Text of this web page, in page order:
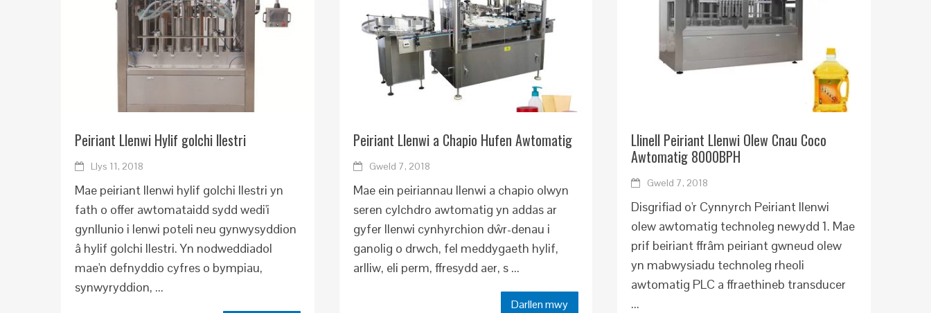
Peiriant Llenwi Hylif golchi llestri
Llys 11, 2018
Mae peiriant llenwi hylif golchi llestri yn
fath o offer awtomataidd sydd wedi'i
gynllunio i lenwi poteli neu gynwysyddion
â hylif golchi llestri. Yn nodweddiadol
mae'n defnyddio cyfres o bympiau,
synwyryddion, ...
Peiriant Llenwi a Chapio Hufen Awtomatig
Gweld 7, 2018
Mae ein peiriannau llenwi a chapio olwyn
seren cylchdro awtomatig yn addas ar
gyfer llenwi cynhyrchion dŵr-denau i
ganolig o drwch, fel meddygaeth hylif,
arlliw, eli perm, ffresydd aer, s ...
Darllen mwy
Llinell Peiriant Llenwi Olew Cnau Coco
Awtomatig 8000BPH
Gweld 7, 2018
Disgrifiad o'r Cynnyrch Peiriant llenwi
olew awtomatig technoleg newydd 1. Mae
prif beiriant ffrâm peiriant gwneud olew
yn mabwysiadu technoleg rheoli
awtomatig PLC a ffraethineb transducer
...